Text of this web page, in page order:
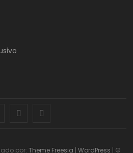
facebook twitter
por:Theme Freesia |WordPress | ©